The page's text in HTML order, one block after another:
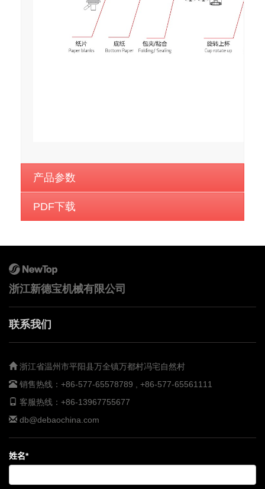
产品参数
PDF下载
浙江新德宝机械有限公司
联系我们
浙江省温州市平阳县万全镇万都村冯宅自然村
销售热线： +86-577-65578789 , +86-577-65561111
客服热线： +86-13967755677
db@debaochina.com
姓名*